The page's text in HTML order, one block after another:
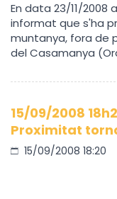
En data 23/11/2008
informat que s'ha
muntanya, fora de
del Casamanya
15/09/2008
Proximitat
15/09/2008 18:20